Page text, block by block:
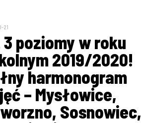
21
3 poziomy w roku
2019/2020!
harmonogram
– Mysłowice,
Sosnowiec,